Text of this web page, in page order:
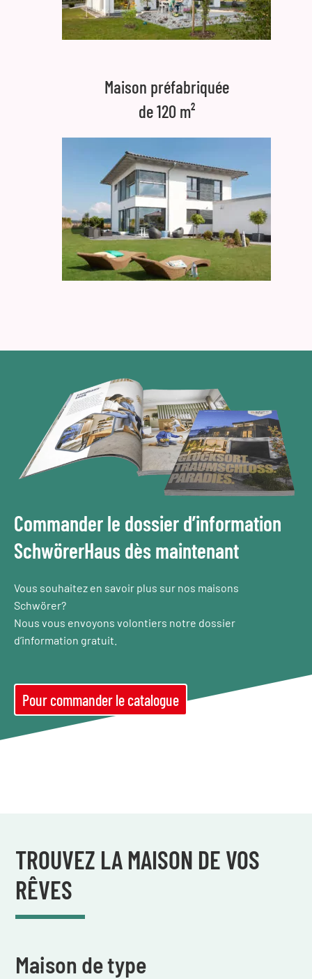
Maison préfabriquée
de 120 m²
Commander le dossier d’information
SchwörerHaus dès maintenant
Vous souhaitez en savoir plus sur nos maisons
Schwörer?
Nous vous envoyons volontiers notre dossier
d’information gratuit.
Pour commander le catalogue
TROUVEZ LA MAISON DE VOS
RÊVES
Maison de type